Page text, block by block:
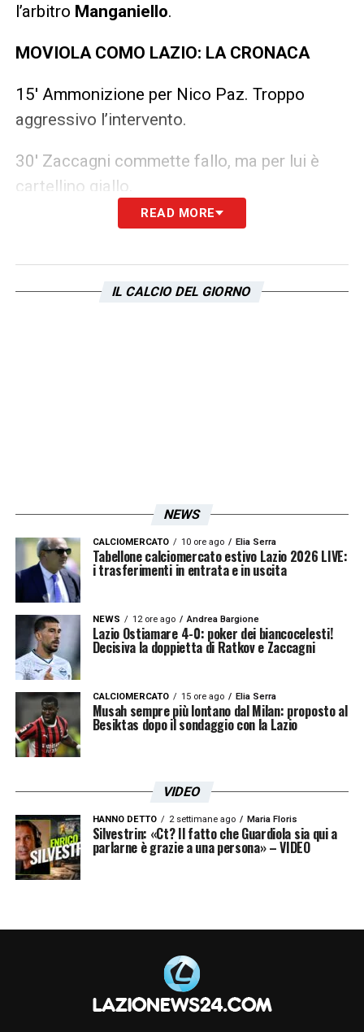
l’arbitro Manganiello.
MOVIOLA COMO LAZIO: LA CRONACA
15′ Ammonizione per Nico Paz. Troppo
aggressivo l’intervento.
30′ Zaccagni commette fallo, ma per lui è
cartellino giallo.
44′ Van der Brempt su Zaccagni ed è
77′ Ammoniti Guendouzi e Castellons per un
READ MORE
IL CALCIO DEL GIORNO
NEWS
CALCIOMERCATO 10 ore ago Elia Serra
Tabellone calciomercato estivo Lazio 2026 LIVE:
i trasferimenti in entrata e in uscita
NEWS 12 ore ago Andrea Bargione
Lazio Ostiamare 4-0: poker dei biancocelesti!
Decisiva la doppietta di Ratkov e Zaccagni
CALCIOMERCATO 15 ore ago Elia Serra
Musah sempre più lontano dal Milan: proposto al
Besiktas dopo il sondaggio con la Lazio
VIDEO
HANNO DETTO 2 settimane ago Maria Floris
Silvestrin: «Ct? Il fatto che Guardiola sia qui a
parlarne è grazie a una persona» – VIDEO